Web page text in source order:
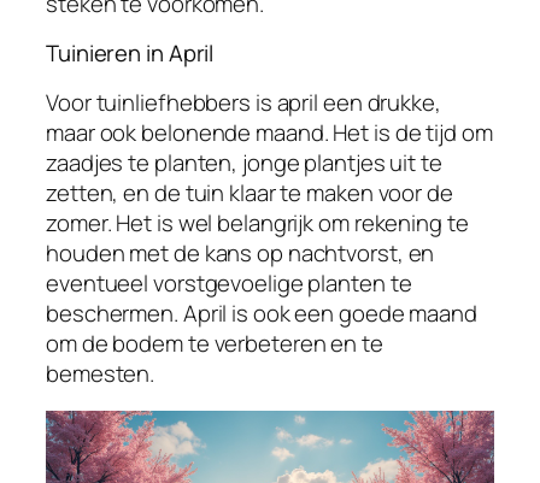
Tuinieren in April
Voor tuinliefhebbers is april een drukke,
maar ook belonende maand. Het is de tijd om
zaadjes te planten, jonge plantjes uit te
zetten, en de tuin klaar te maken voor de
zomer. Het is wel belangrijk om rekening te
houden met de kans op nachtvorst, en
eventueel vorstgevoelige planten te
beschermen. April is ook een goede maand
om de bodem te verbeteren en te
bemesten.